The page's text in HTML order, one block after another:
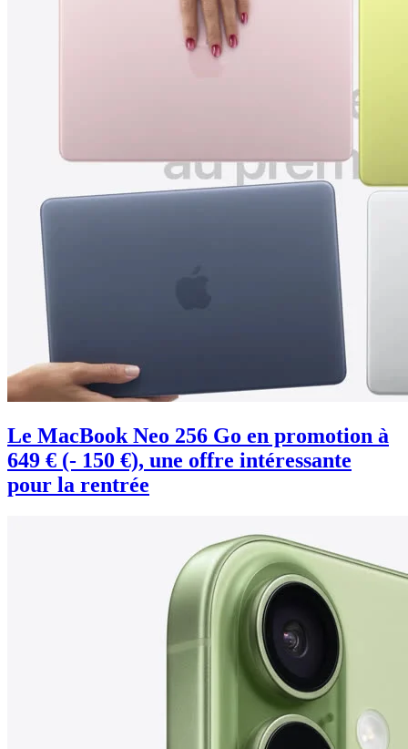
Le MacBook Neo 256 Go en promotion à
649 € (- 150 €), une offre intéressante
pour la rentrée